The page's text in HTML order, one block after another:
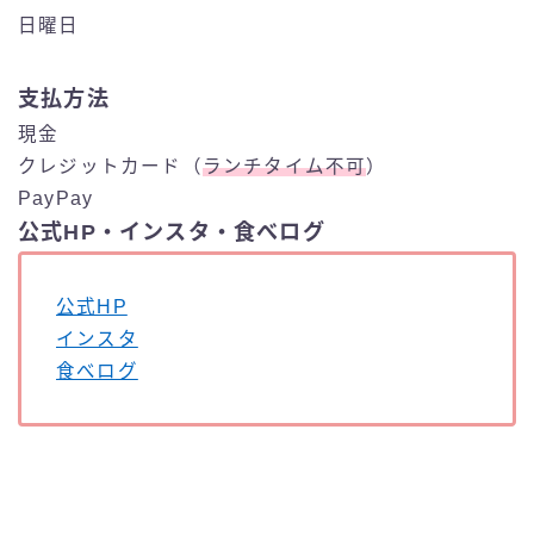
日曜日
支払方法
現金
クレジットカード（ランチタイム不可）
PayPay
公式HP・インスタ・食べログ
公式HP
インスタ
食べログ